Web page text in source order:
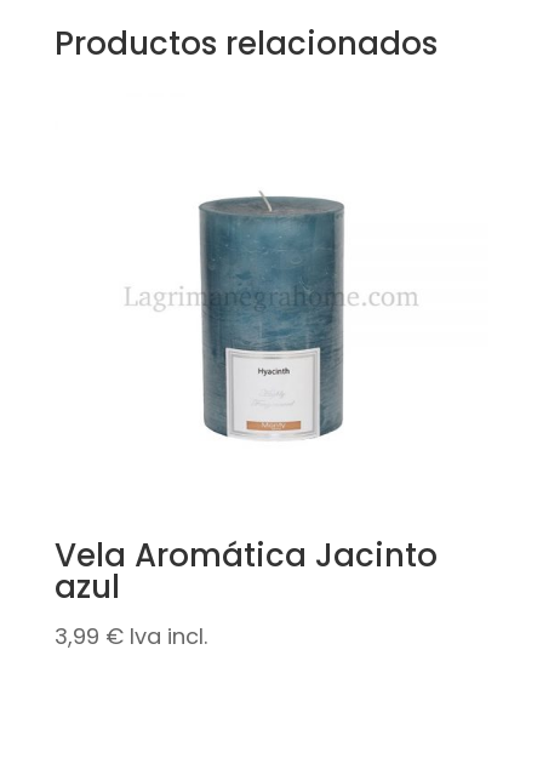
Productos relacionados
Vela Aromática Jacinto
azul
3,99 € Iva incl.